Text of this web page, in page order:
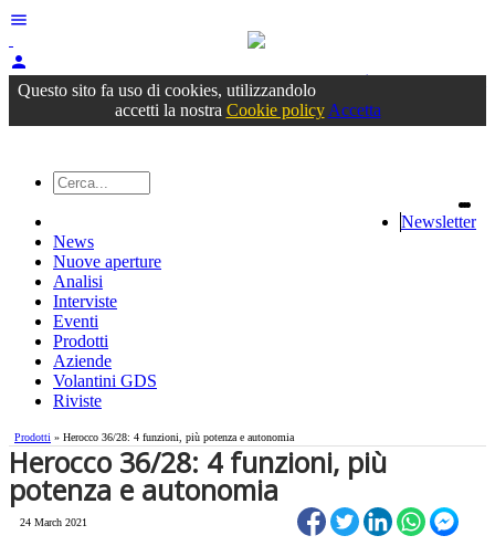
menu
person
Accedioppure registrati
Questo sito fa uso di cookies, utilizzandolo
accetti la nostra Cookie policy Accetta
Newsletter
News
Nuove aperture
Analisi
Interviste
Eventi
Prodotti
Aziende
Volantini GDS
Riviste
Prodotti » Herocco 36/28: 4 funzioni, più potenza e autonomia
Herocco 36/28: 4 funzioni, più
potenza e autonomia
24 March 2021